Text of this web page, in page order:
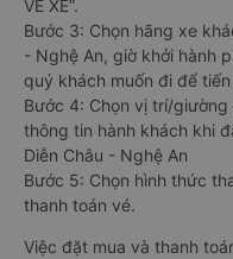
VÉ XE”.
Bước 3: Chọn hãng xe
- Nghệ An, giờ khởi hành
quý khách muốn đi để
Bước 4: Chọn vị trí/
thông tin hành khách khi
Diễn Châu - Nghệ An
Bước 5: Chọn hình thức
thanh toán vé.
Việc đặt mua và thanh